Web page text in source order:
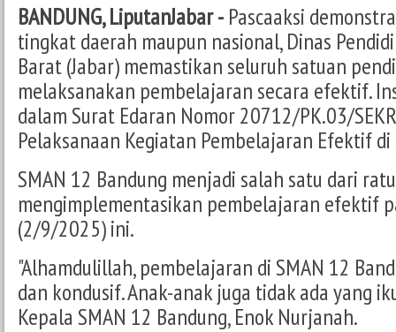
BANDUNG, LiputanJabar - Pascaaksi
tingkat daerah maupun nasional, Dinas
Barat (Jabar) memastikan seluruh satuan
melaksanakan pembelajaran secara efektif.
dalam Surat Edaran Nomor 20712/PK.03/
Pelaksanaan Kegiatan Pembelajaran Efektif
SMAN 12 Bandung menjadi salah satu dari
mengimplementasikan pembelajaran efektif
(2/9/2025) ini.
"Alhamdulillah, pembelajaran di SMAN 12
dan kondusif. Anak-anak juga tidak ada yang
Kepala SMAN 12 Bandung, Enok Nurjanah.